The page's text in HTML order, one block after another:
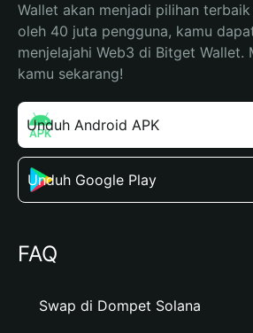
Wallet akan menjadi pilihan
oleh 40 juta pengguna, kamu
menjelajahi Web3 di Bitget Wallet.
kamu sekarang!
Unduh Android APK
Unduh Google Play
FAQ
Swap di Dompet Solana